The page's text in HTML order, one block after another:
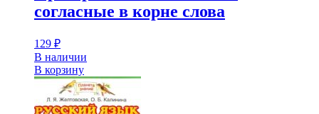
согласные в корне слова
129 ₽
В наличии
В корзину